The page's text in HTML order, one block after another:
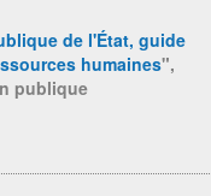
de l'État, guide
humaines",
publique